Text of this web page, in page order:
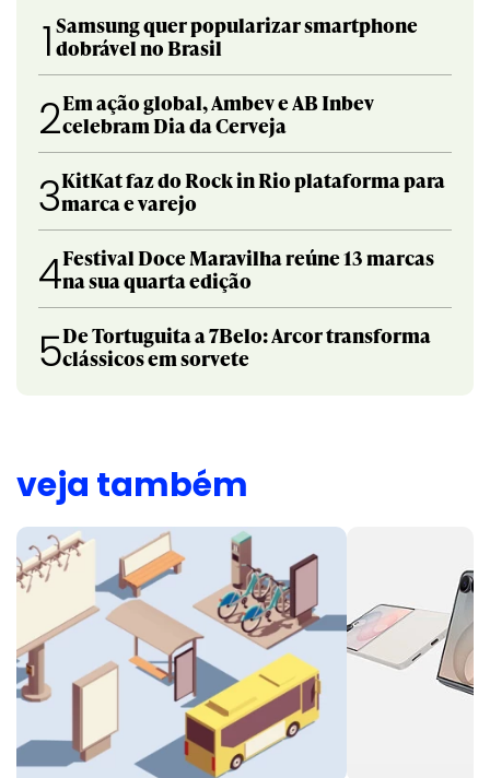
1 Samsung quer popularizar smartphone
dobrável no Brasil
2Em ação global, Ambev e AB Inbev
celebram Dia da Cerveja
3KitKat faz do Rock in Rio plataforma para
marca e varejo
4Festival Doce Maravilha reúne 13 marcas
na sua quarta edição
5De Tortuguita a 7Belo: Arcor transforma
clássicos em sorvete
veja também